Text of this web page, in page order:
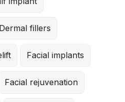
Dermal fillers
Facial implants
Facial rejuvenation